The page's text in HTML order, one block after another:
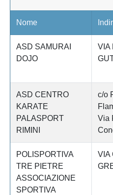
Nome
ASD SAMURAI
DOJO
VIA
ASD CENTRO
KARATE
PALASPORT
RIMINI
c/o
Via
POLISPORTIVA
TRE PIETRE
ASSOCIAZIONE
SPORTIVA
VIA